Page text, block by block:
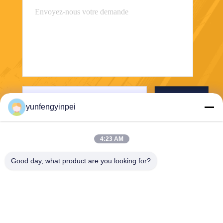
yunfengyinpei
4:23 AM
Good day, what product are you looking for?